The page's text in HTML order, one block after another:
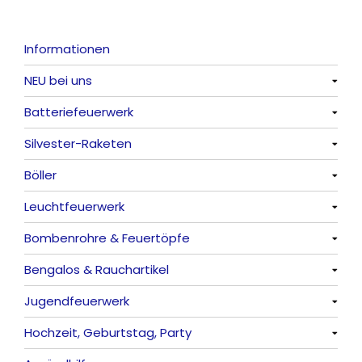
Informationen
NEU bei uns
Alle anzeigen
Batteriefeuerwerk
Alle anzeigen
Silvester-Raketen
Alle anzeigen
Böller
Alle anzeigen
China-Böller
Knaller / Kanonenschläge
Reibkopfknaller
Frösche, Pfeiffer
Leuchtfeuerwerk
Alle anzeigen
Vulkane
Fontänen
Sonnen
Bombenrohre & Feuertöpfe
Alle anzeigen
Mit Rumms
Bezaubernde Effekte
Bengalos & Rauchartikel
Alle anzeigen
Bengalos
Jugendfeuerwerk
Alle anzeigen
Hochzeit, Geburtstag, Party